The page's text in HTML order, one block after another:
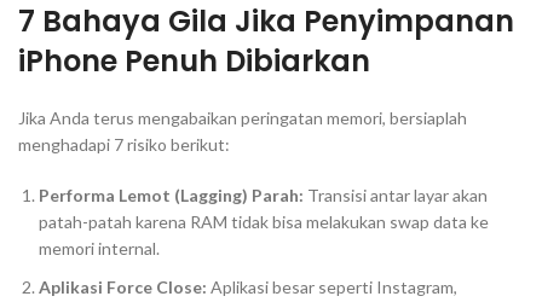
7 Bahaya Gila Jika Penyimpanan
iPhone Penuh Dibiarkan
Jika Anda terus mengabaikan peringatan memori, bersiaplah
menghadapi 7 risiko berikut:
Performa Lemot (Lagging) Parah: Transisi antar layar akan
patah-patah karena RAM tidak bisa melakukan swap data ke
memori internal.
Aplikasi Force Close: Aplikasi besar seperti Instagram,